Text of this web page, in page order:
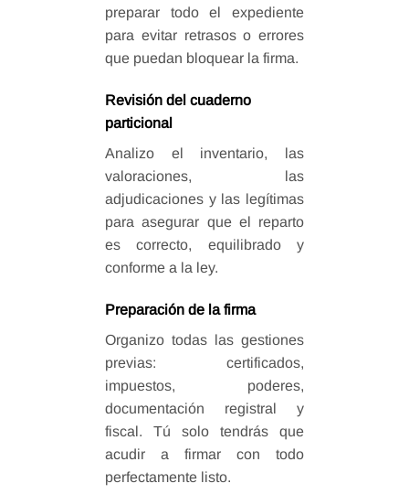
preparar todo el expediente
para evitar retrasos o errores
que puedan bloquear la firma.
Revisión del cuaderno
particional
Analizo el inventario, las
valoraciones, las
adjudicaciones y las legítimas
para asegurar que el reparto
es correcto, equilibrado y
conforme a la ley.
Preparación de la firma
Organizo todas las gestiones
previas: certificados,
impuestos, poderes,
documentación registral y
fiscal. Tú solo tendrás que
acudir a firmar con todo
perfectamente listo.